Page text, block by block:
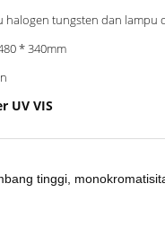
halogen tungsten dan lampu
* 340mm
UV VIS
tinggi,